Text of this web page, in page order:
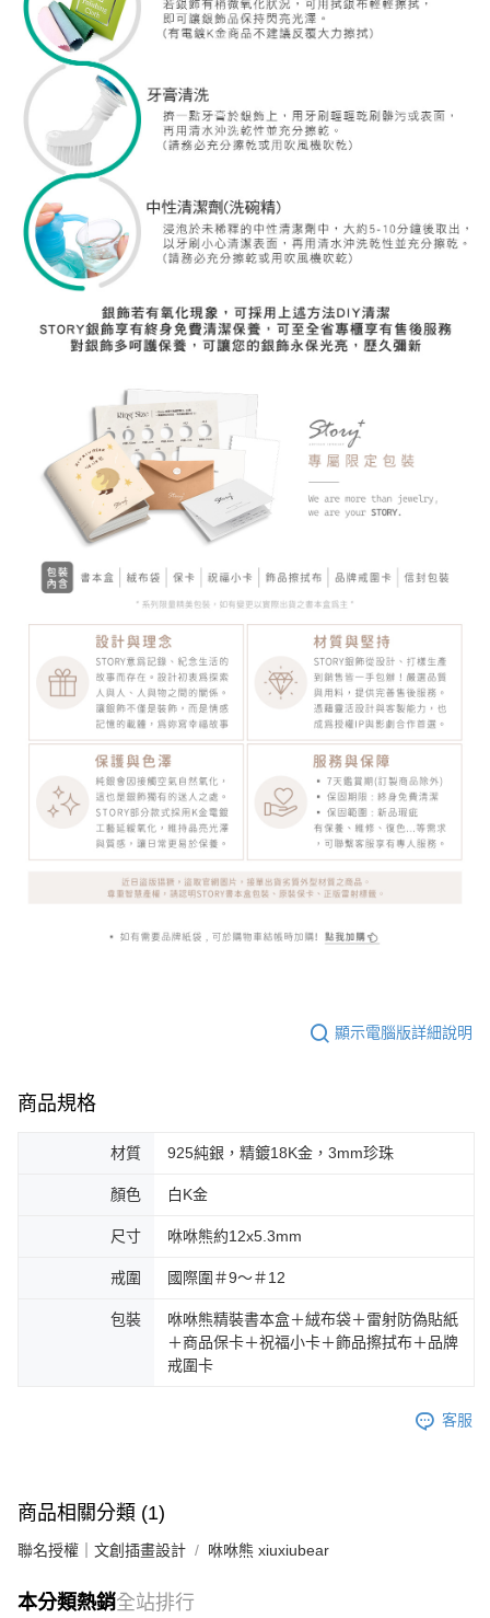
顯示電腦版詳細說明
商品規格
材質 925純銀，精鍍18K金，3mm珍珠
顏色 白K金
尺寸 咻咻熊約12x5.3mm
戒圍 國際圍＃9～＃12
包裝
咻咻熊精裝書本盒＋絨布袋＋雷射防偽貼紙
＋商品保卡＋祝福小卡＋飾品擦拭布＋品牌
戒圍卡
客服
商品相關分類 (1)
聯名授權｜文創插畫設計 咻咻熊 xiuxiubear
本分類熱銷全站排行